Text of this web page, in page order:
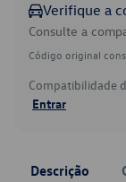
Verifique a
Consulte a
Código original
Compatibilidade
Entrar
Descrição